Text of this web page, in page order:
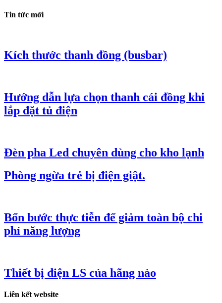
Tin tức mới
Kích thước thanh đồng (busbar)
Hướng dẫn lựa chọn thanh cái đồng khi
lắp đặt tủ điện
Đèn pha Led chuyên dùng cho kho lạnh
Phòng ngừa trẻ bị điện giật.
Bốn bước thực tiễn để giảm toàn bộ chi
phí năng lượng
Thiết bị điện LS của hãng nào
Liên kết website